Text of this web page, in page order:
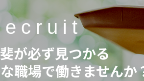
が必ず見つかる
職場で働きませんか